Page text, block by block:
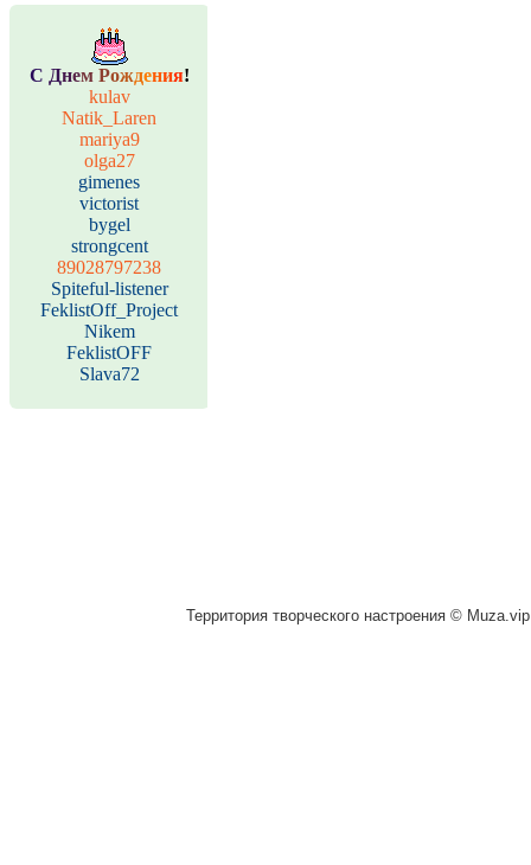
С Днем Рождения!
kulav
Natik_Laren
mariya9
olga27
gimenes
victorist
bygel
strongcent
89028797238
Spiteful-listener
FeklistOff_Project
Nikem
FeklistOFF
Slava72
Территория творческого настроения ©